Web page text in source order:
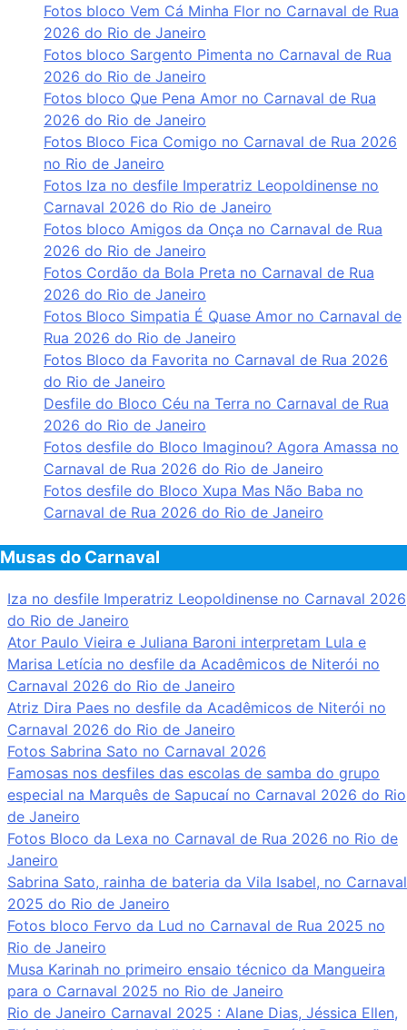
Fotos bloco Vem Cá Minha Flor no Carnaval de Rua
2026 do Rio de Janeiro
Fotos bloco Sargento Pimenta no Carnaval de Rua
2026 do Rio de Janeiro
Fotos bloco Que Pena Amor no Carnaval de Rua
2026 do Rio de Janeiro
Fotos Bloco Fica Comigo no Carnaval de Rua 2026
no Rio de Janeiro
Fotos Iza no desfile Imperatriz Leopoldinense no
Carnaval 2026 do Rio de Janeiro
Fotos bloco Amigos da Onça no Carnaval de Rua
2026 do Rio de Janeiro
Fotos Cordão da Bola Preta no Carnaval de Rua
2026 do Rio de Janeiro
Fotos Bloco Simpatia É Quase Amor no Carnaval de
Rua 2026 do Rio de Janeiro
Fotos Bloco da Favorita no Carnaval de Rua 2026
do Rio de Janeiro
Desfile do Bloco Céu na Terra no Carnaval de Rua
2026 do Rio de Janeiro
Fotos desfile do Bloco Imaginou? Agora Amassa no
Carnaval de Rua 2026 do Rio de Janeiro
Fotos desfile do Bloco Xupa Mas Não Baba no
Carnaval de Rua 2026 do Rio de Janeiro
Musas do Carnaval
Iza no desfile Imperatriz Leopoldinense no Carnaval 2026
do Rio de Janeiro
Ator Paulo Vieira e Juliana Baroni interpretam Lula e
Marisa Letícia no desfile da Acadêmicos de Niterói no
Carnaval 2026 do Rio de Janeiro
Atriz Dira Paes no desfile da Acadêmicos de Niterói no
Carnaval 2026 do Rio de Janeiro
Fotos Sabrina Sato no Carnaval 2026
Famosas nos desfiles das escolas de samba do grupo
especial na Marquês de Sapucaí no Carnaval 2026 do Rio
de Janeiro
Fotos Bloco da Lexa no Carnaval de Rua 2026 no Rio de
Janeiro
Sabrina Sato, rainha de bateria da Vila Isabel, no Carnaval
2025 do Rio de Janeiro
Fotos bloco Fervo da Lud no Carnaval de Rua 2025 no
Rio de Janeiro
Musa Karinah no primeiro ensaio técnico da Mangueira
para o Carnaval 2025 no Rio de Janeiro
Rio de Janeiro Carnaval 2025 : Alane Dias, Jéssica Ellen,